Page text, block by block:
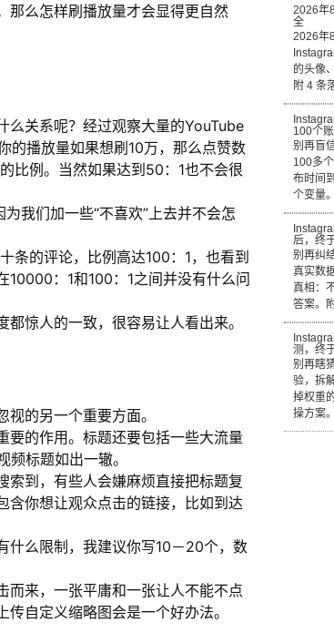
那么怎样刷播放量才会显得更自然
么关系呢？经过观察大量的YouTube
的播放量如果想刷10万，那么点赞数
比例。当然如果达到50：1也不会很
我们加一些“不喜欢”上去并不会怎
条的评论，比例高达100：1，也看到
10000：1和100：1之间并没有什么问
惊人的一致，很容易让人看出来。
的另一个重要方面。
要的作用。标题还要包括一些大流量
标题如出一辙。
索到，有些人会嫌麻烦直接把标题复
含你想让观众点击的链接，比如到达
什么限制，我建议你写10－20个，数
而来，一张平庸和一张让人不能不点
自定义缩略图会是一个好办法。
2026年
全
2026年
的头像
附 4 条
100个
别再盲
100多
布时间
个变量。
后，终
别再纠
真实数
真相：
答案。
测，终
别再瞎
验，拆
掉权重
操方案